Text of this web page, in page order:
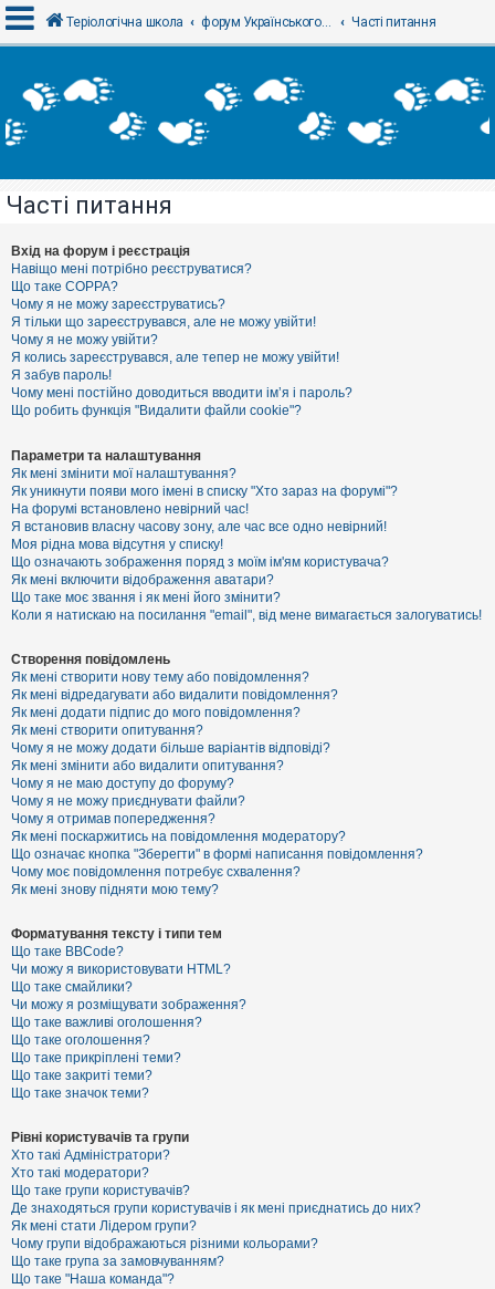
х
і
Р
є
с
т
р
а
ц
і
я
Т
м
и
б
е
з
в
і
д
п
о
в
і
е
й
А
к
т
и
в
н
і
т
е
м
и
П
о
ш
у
к
Д
о
п
о
г
а
Теріологічна школа форум Українського теріологічного товариства Часті питання
Часті питання
Вхід на форум і реєстрація
Навіщо мені потрібно реєструватися?
Що таке COPPA?
Чому я не можу зареєструватись?
Я тільки що зареєструвався, але не можу увійти!
Чому я не можу увійти?
Я колись зареєструвався, але тепер не можу увійти!
Я забув пароль!
Чому мені постійно доводиться вводити ім’я і пароль?
Що робить функція "Видалити файли cookie"?
Параметри та налаштування
Як мені змінити мої налаштування?
Як уникнути появи мого імені в списку "Хто зараз на форумі"?
На форумі встановлено невірний час!
Я встановив власну часову зону, але час все одно невірний!
Моя рідна мова відсутня у списку!
Що означають зображення поряд з моїм ім'ям користувача?
Як мені включити відображення аватари?
Що таке моє звання і як мені його змінити?
Коли я натискаю на посилання "email", від мене вимагається залогуватись!
Створення повідомлень
Як мені створити нову тему або повідомлення?
Як мені відредагувати або видалити повідомлення?
Як мені додати підпис до мого повідомлення?
Як мені створити опитування?
Чому я не можу додати більше варіантів відповіді?
Як мені змінити або видалити опитування?
Чому я не маю доступу до форуму?
Чому я не можу приєднувати файли?
Чому я отримав попередження?
Як мені поскаржитись на повідомлення модератору?
Що означає кнопка "Зберегти" в формі написання повідомлення?
Чому моє повідомлення потребує схвалення?
Як мені знову підняти мою тему?
Форматування тексту і типи тем
Що таке BBCode?
Чи можу я використовувати HTML?
Що таке смайлики?
Чи можу я розміщувати зображення?
Що таке важливі оголошення?
Що таке оголошення?
Що таке прикріплені теми?
Що таке закриті теми?
Що таке значок теми?
Рівні користувачів та групи
Хто такі Адміністратори?
Хто такі модератори?
Що таке групи користувачів?
Де знаходяться групи користувачів і як мені приєднатись до них?
Як мені стати Лідером групи?
Чому групи відображаються різними кольорами?
Що таке група за замовчуванням?
Що таке "Наша команда"?